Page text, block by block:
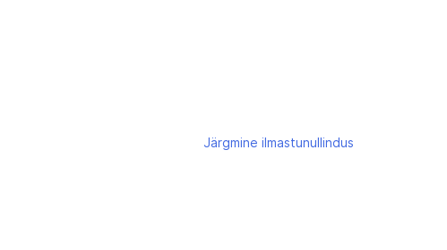
Järgmine ilmastunullindus